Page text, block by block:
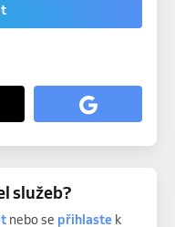
služeb?
nebo se přihlastek